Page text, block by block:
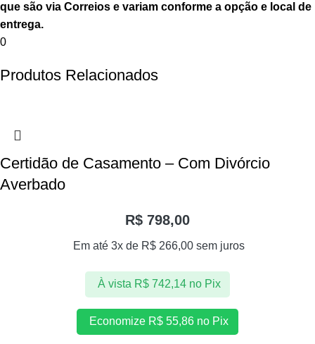
que são via Correios e variam conforme a opção e local de
entrega.
0
Produtos Relacionados
Certidão de Casamento – Com Divórcio
Averbado
R$ 798,00
Em até 3x de R$ 266,00 sem juros
À vista R$742,14 no Pix
Economize R$ 55,86 no Pix